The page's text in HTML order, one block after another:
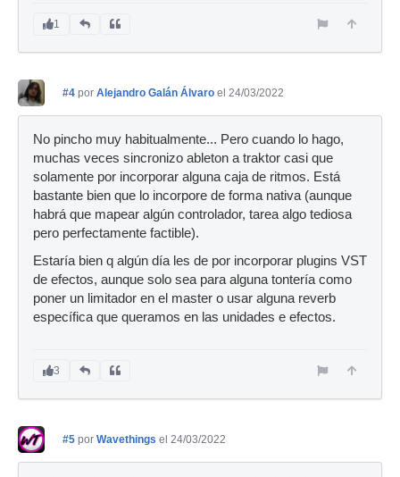
1
#4 por Alejandro Galán Álvaro el 24/03/2022
No pincho muy habitualmente... Pero cuando lo hago,
muchas veces sincronizo ableton a traktor casi que
solamente por incorporar alguna caja de ritmos. Está
bastante bien que lo incorpore de forma nativa (aunque
habrá que mapear algún controlador, tarea algo tediosa
pero perfectamente factible).
Estaría bien q algún día les de por incorporar plugins VST
de efectos, aunque solo sea para alguna tontería como
poner un limitador en el master o usar alguna reverb
específica que queramos en las unidades e efectos.
3
#5 por Wavethings el 24/03/2022